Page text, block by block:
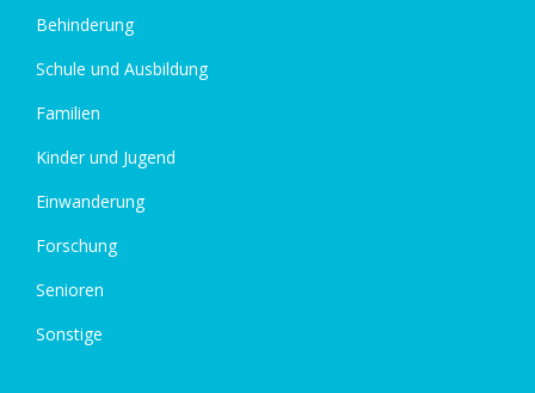
Behinderung
Schule und Ausbildung
Familien
Kinder und Jugend
Einwanderung
Forschung
Senioren
Sonstige